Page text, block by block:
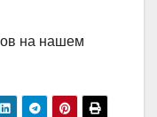
на нашем